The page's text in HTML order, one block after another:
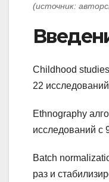
(источник:
Childhood
22
Ethnography
исследований с
Batch
раз и